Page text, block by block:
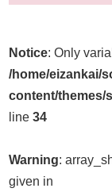
Notice: Only
/home/eizankai/
content/themes/
line34
Warning:
given in